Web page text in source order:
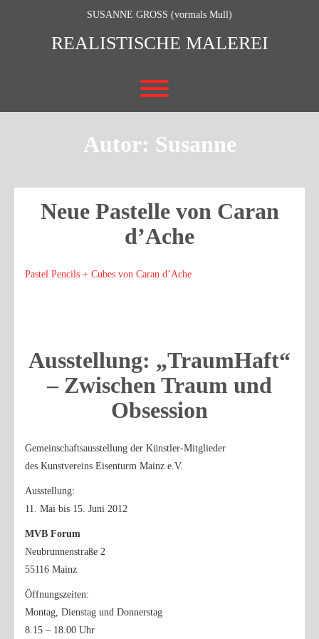
SUSANNE GROSS (vormals Mull)
REALISTISCHE MALEREI
Toggle menu visibility.
Autor: Susanne
Neue Pastelle von Caran
d’Ache
Pastel Pencils + Cubes von Caran d’Ache
Ausstellung: „TraumHaft“
– Zwischen Traum und
Obsession
Gemeinschaftsausstellung der Künstler-Mitglieder
des Kunstvereins Eisenturm Mainz e.V.
Ausstellung:
11. Mai bis 15. Juni 2012
MVB Forum
Neubrunnenstraße 2
55116 Mainz
Öffnungszeiten:
Montag, Dienstag und Donnerstag
8.15 – 18.00 Uhr